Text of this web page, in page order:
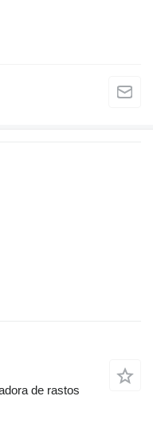
de rastos